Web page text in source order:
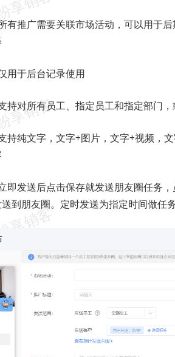
有推广需要关联市场活动，可以用于
用于后台记录使用
持对所有员工、指定员工和指定部门
持纯文字，文字+图片，文字+视频，
即发送后点击保存就发送朋友圈任务
到朋友圈。定时发送为指定时间做任